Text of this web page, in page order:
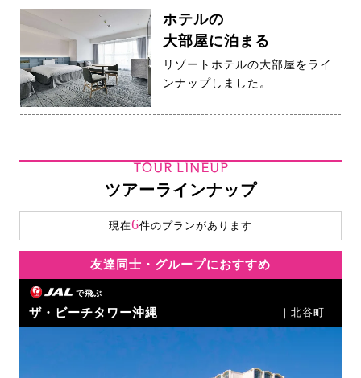
ホテルの
大部屋に泊まる
リゾートホテルの大部屋をライ
ンナップしました。
TOUR LINEUP
ツアーラインナップ
現在6件のプランがあります
友達同士・グループにおすすめ
で飛ぶ
ザ・ビーチタワー沖縄 ｜北谷町｜